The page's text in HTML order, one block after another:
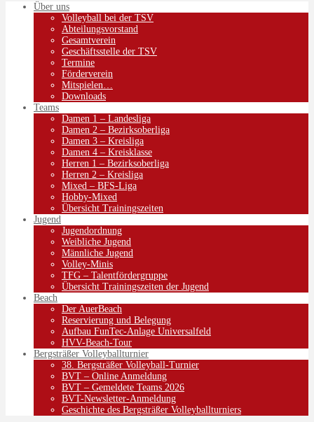
Über uns
Volleyball bei der TSV
Abteilungsvorstand
Gesamtverein
Geschäftsstelle der TSV
Termine
Förderverein
Mitspielen…
Downloads
Teams
Damen 1 – Landesliga
Damen 2 – Bezirksoberliga
Damen 3 – Kreisliga
Damen 4 – Kreisklasse
Herren 1 – Bezirksoberliga
Herren 2 – Kreisliga
Mixed – BFS-Liga
Hobby-Mixed
Übersicht Trainingszeiten
Jugend
Jugendordnung
Weibliche Jugend
Männliche Jugend
Volley-Minis
TFG – Talentfördergruppe
Übersicht Trainingszeiten der Jugend
Beach
Der AuerBeach
Reservierung und Belegung
Aufbau FunTec-Anlage Universalfeld
HVV-Beach-Tour
Bergsträßer Volleyballturnier
38. Bergsträßer Volleyball-Turnier
BVT – Online Anmeldung
BVT – Gemeldete Teams 2026
BVT-Newsletter-Anmeldung
Geschichte des Bergsträßer Volleyballturniers